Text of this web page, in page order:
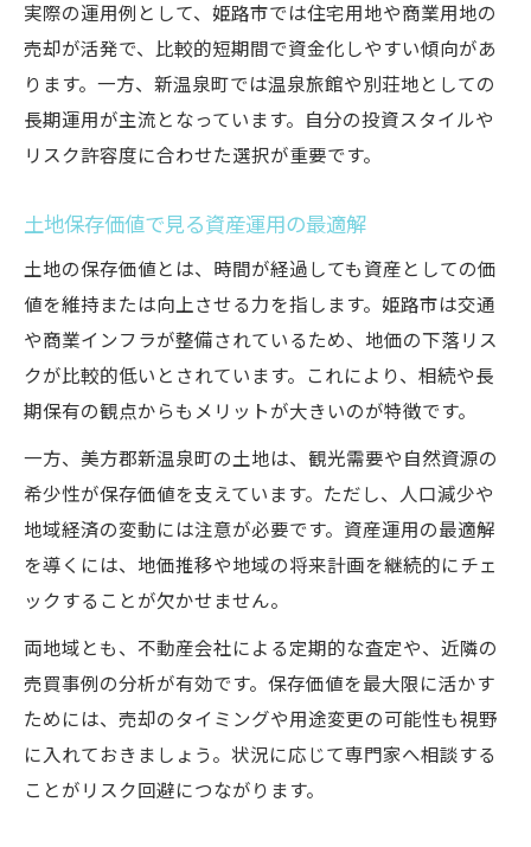
実際の運用例として、姫路市では住宅用地や商業用地の
売却が活発で、比較的短期間で資金化しやすい傾向があ
ります。一方、新温泉町では温泉旅館や別荘地としての
長期運用が主流となっています。自分の投資スタイルや
リスク許容度に合わせた選択が重要です。
土地保存価値で見る資産運用の最適解
土地の保存価値とは、時間が経過しても資産としての価
値を維持または向上させる力を指します。姫路市は交通
や商業インフラが整備されているため、地価の下落リス
クが比較的低いとされています。これにより、相続や長
期保有の観点からもメリットが大きいのが特徴です。
一方、美方郡新温泉町の土地は、観光需要や自然資源の
希少性が保存価値を支えています。ただし、人口減少や
地域経済の変動には注意が必要です。資産運用の最適解
を導くには、地価推移や地域の将来計画を継続的にチェ
ックすることが欠かせません。
両地域とも、不動産会社による定期的な査定や、近隣の
売買事例の分析が有効です。保存価値を最大限に活かす
ためには、売却のタイミングや用途変更の可能性も視野
に入れておきましょう。状況に応じて専門家へ相談する
ことがリスク回避につながります。